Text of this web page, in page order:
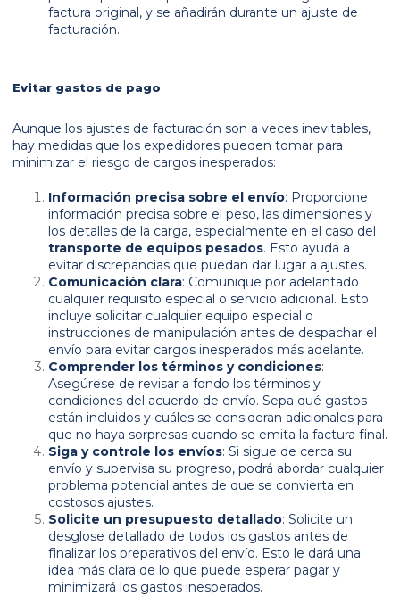
factura original, y se añadirán durante un ajuste de
facturación.
Evitar gastos de pago
Aunque los ajustes de facturación son a veces inevitables,
hay medidas que los expedidores pueden tomar para
minimizar el riesgo de cargos inesperados:
Información precisa sobre el envío: Proporcione
información precisa sobre el peso, las dimensiones y
los detalles de la carga, especialmente en el caso del
transporte de equipos pesados. Esto ayuda a
evitar discrepancias que puedan dar lugar a ajustes.
Comunicación clara: Comunique por adelantado
cualquier requisito especial o servicio adicional. Esto
incluye solicitar cualquier equipo especial o
instrucciones de manipulación antes de despachar el
envío para evitar cargos inesperados más adelante.
Comprender los términos y condiciones:
Asegúrese de revisar a fondo los términos y
condiciones del acuerdo de envío. Sepa qué gastos
están incluidos y cuáles se consideran adicionales para
que no haya sorpresas cuando se emita la factura final.
Siga y controle los envíos: Si sigue de cerca su
envío y supervisa su progreso, podrá abordar cualquier
problema potencial antes de que se convierta en
costosos ajustes.
Solicite un presupuesto detallado: Solicite un
desglose detallado de todos los gastos antes de
finalizar los preparativos del envío. Esto le dará una
idea más clara de lo que puede esperar pagar y
minimizará los gastos inesperados.